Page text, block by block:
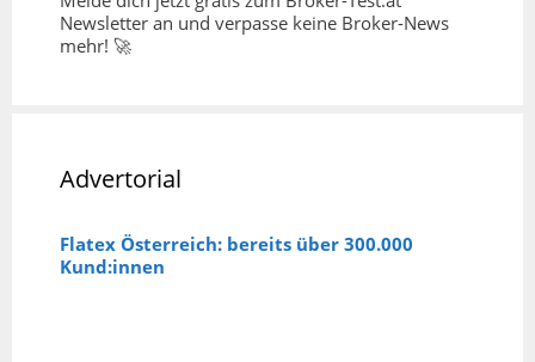
Newsletter an und verpasse keine Broker-News
mehr! 🚀
Advertorial
Flatex Österreich: bereits über 300.000
Kund:innen